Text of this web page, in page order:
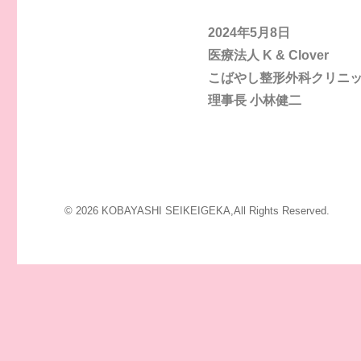
2024年5月8日
医療法人 K & Clover
こばやし整形外科クリニ
理事長 小林健二
© 2026 KOBAYASHI SEIKEIGEKA,All Rights Reserved.